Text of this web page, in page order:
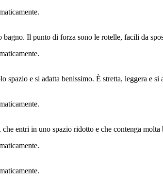
Il punto di forza sono le rotelle, facili da
spazio e si adatta benissimo. È stretta, leggera e
entri in uno spazio ridotto e che contenga molta